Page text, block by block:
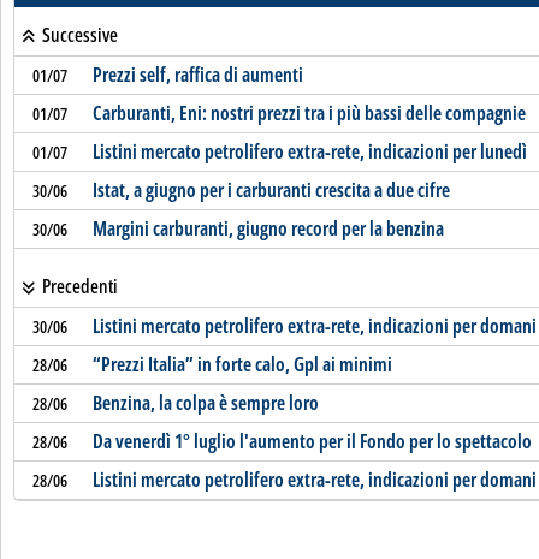
Successive
01/07 Prezzi self, raffica di aumenti
01/07 Carburanti, Eni: nostri prezzi tra i più bassi delle compagnie
01/07 Listini mercato petrolifero extra-rete, indicazioni per lunedì
30/06 Istat, a giugno per i carburanti crescita a due cifre
30/06 Margini carburanti, giugno record per la benzina
Precedenti
30/06 Listini mercato petrolifero extra-rete, indicazioni per domani
28/06 “Prezzi Italia” in forte calo, Gpl ai minimi
28/06 Benzina, la colpa è sempre loro
28/06 Da venerdì 1° luglio l'aumento per il Fondo per lo spettacolo
28/06 Listini mercato petrolifero extra-rete, indicazioni per domani